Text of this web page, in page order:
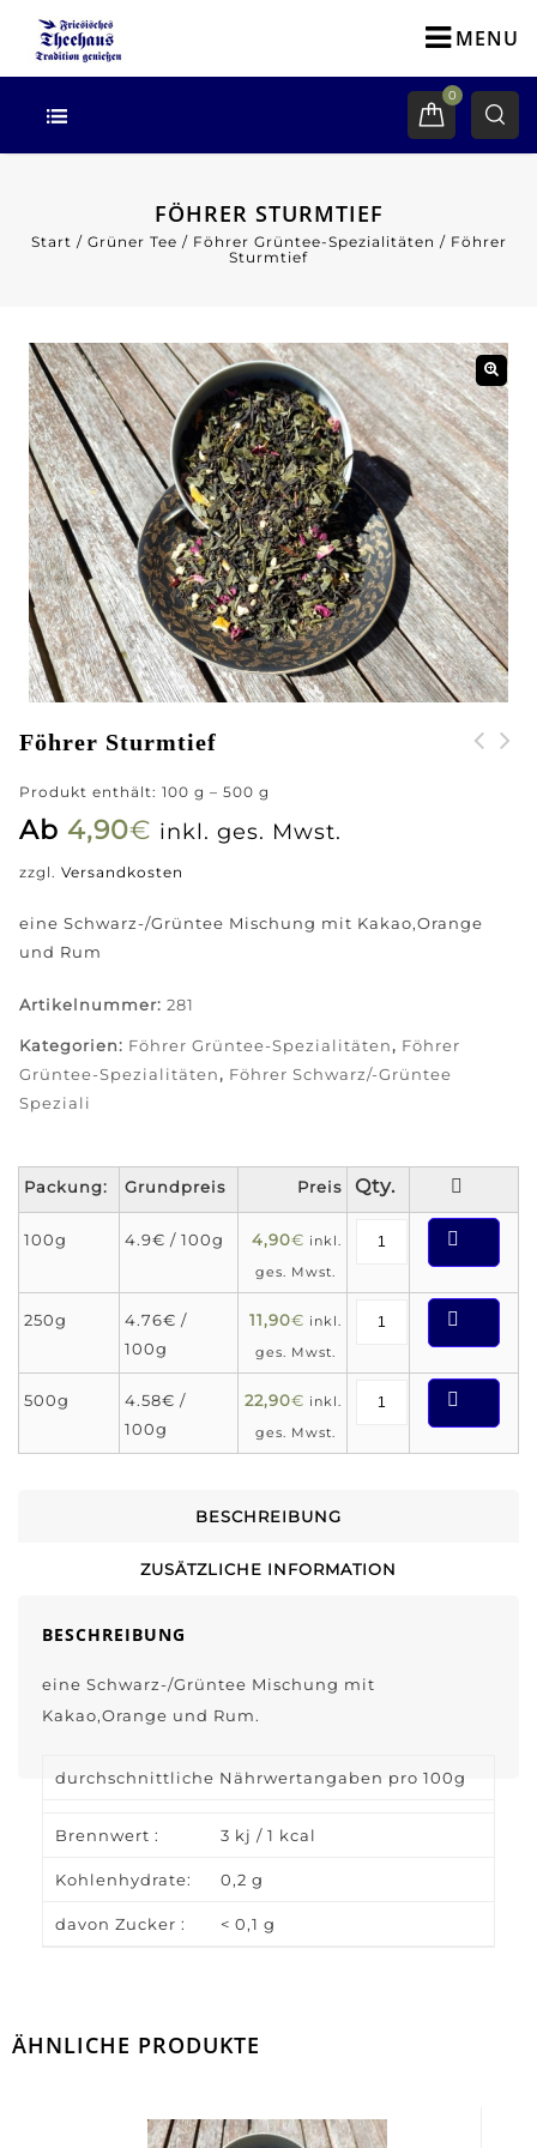
MENU
0
FÖHRER STURMTIEF
Start / Grüner Tee / Föhrer Grüntee-Spezialitäten / Föhrer
Sturmtief
Föhrer Sturmtief
Produkt enthält: 100 g – 500 g
Ab 4,90€ inkl. ges. Mwst.
zzgl. Versandkosten
eine Schwarz-/Grüntee Mischung mit Kakao,Orange
und Rum
Artikelnummer: 281
Kategorien: Föhrer Grüntee-Spezialitäten, Föhrer
Grüntee-Spezialitäten, Föhrer Schwarz/-Grüntee
Speziali
Packung: Grundpreis Preis
100g 4.9€ / 100g 4,90€ inkl.
ges. Mwst.
250g
4.76€ /
100g
11,90€ inkl.
ges. Mwst.
500g
4.58€ /
100g
22,90€ inkl.
ges. Mwst.
BESCHREIBUNG
ZUSÄTZLICHE INFORMATION
BESCHREIBUNG
eine Schwarz-/Grüntee Mischung mit
Kakao,Orange und Rum.
durchschnittliche Nährwertangaben pro 100g
Brennwert : 3 kj / 1 kcal
Kohlenhydrate: 0,2 g
davon Zucker : < 0,1 g
ÄHNLICHE PRODUKTE